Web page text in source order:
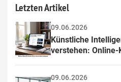
Letzten Artikel
09.06.2026
Künstliche
verstehen:
09.06.2026